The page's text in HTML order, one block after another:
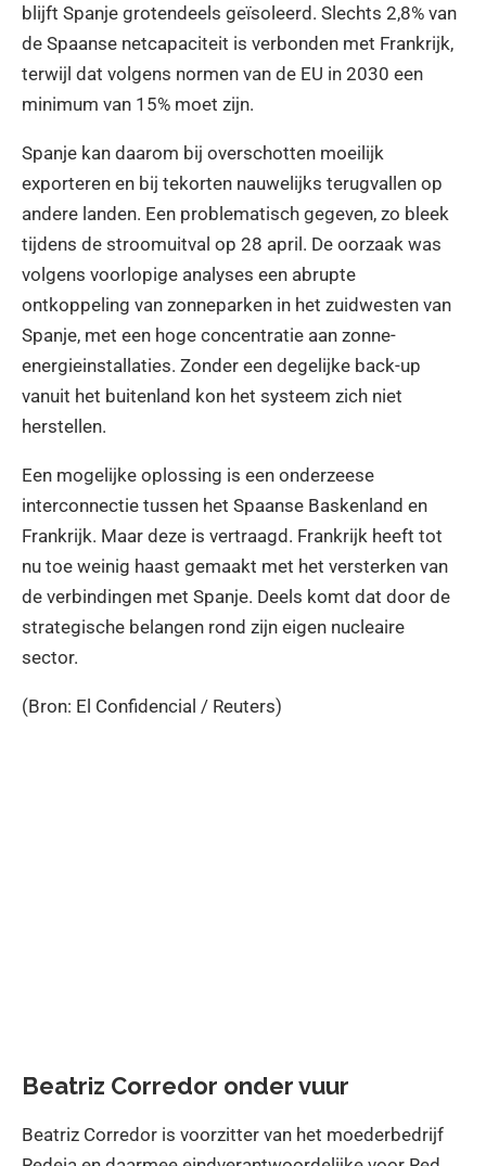
blijft Spanje grotendeels geïsoleerd. Slechts 2,8% van
de Spaanse netcapaciteit is verbonden met Frankrijk,
terwijl dat volgens normen van de EU in 2030 een
minimum van 15% moet zijn.
Spanje kan daarom bij overschotten moeilijk
exporteren en bij tekorten nauwelijks terugvallen op
andere landen. Een problematisch gegeven, zo bleek
tijdens de stroomuitval op 28 april. De oorzaak was
volgens voorlopige analyses een abrupte
ontkoppeling van zonneparken in het zuidwesten van
Spanje, met een hoge concentratie aan zonne-
energieinstallaties. Zonder een degelijke back-up
vanuit het buitenland kon het systeem zich niet
herstellen.
Een mogelijke oplossing is een onderzeese
interconnectie tussen het Spaanse Baskenland en
Frankrijk. Maar deze is vertraagd. Frankrijk heeft tot
nu toe weinig haast gemaakt met het versterken van
de verbindingen met Spanje. Deels komt dat door de
strategische belangen rond zijn eigen nucleaire
sector.
(Bron: El Confidencial / Reuters)
Beatriz Corredor onder vuur
Beatriz Corredor is voorzitter van het moederbedrijf